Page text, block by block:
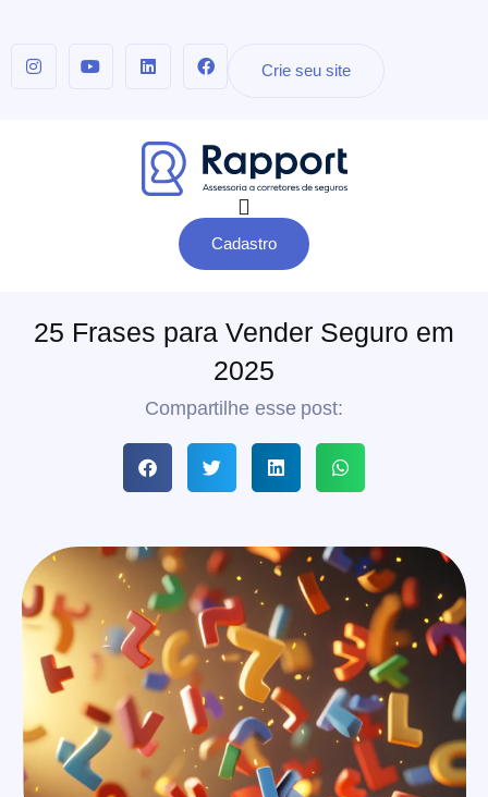
Crie seu site
Cadastro
25 Frases para Vender Seguro em
2025
Compartilhe esse post: